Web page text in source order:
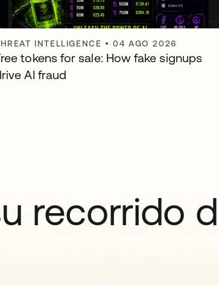
INTELLIGENCE •04 AGO 2026
tokens for sale: How fake signups
AI fraud
recorrido